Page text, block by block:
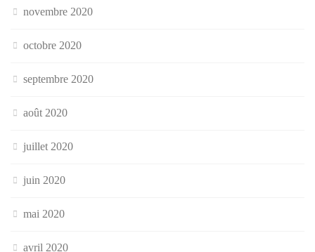
novembre 2020
octobre 2020
septembre 2020
août 2020
juillet 2020
juin 2020
mai 2020
avril 2020